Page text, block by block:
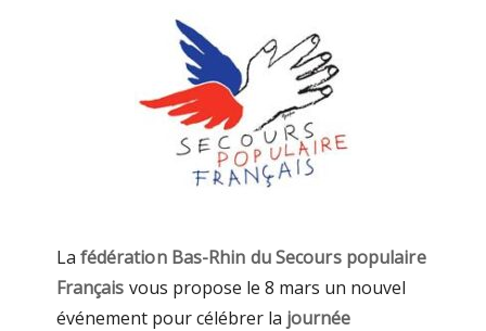
La fédération Bas-Rhin du Secours populaire
Français vous propose le 8 mars un nouvel
événement pour célébrer la journée